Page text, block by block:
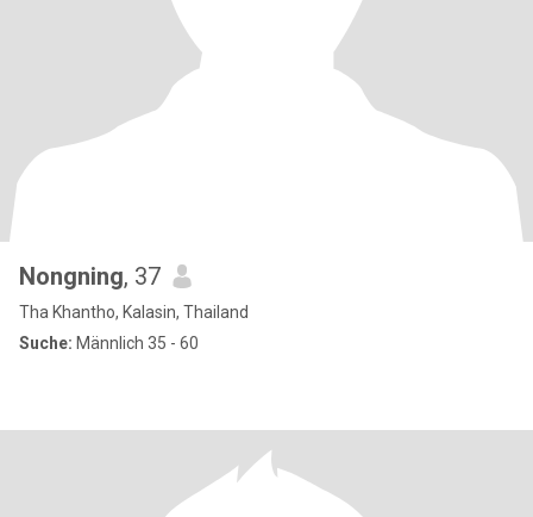
Nongning, 37
Tha Khantho, Kalasin, Thailand
Suche: Männlich 35 - 60